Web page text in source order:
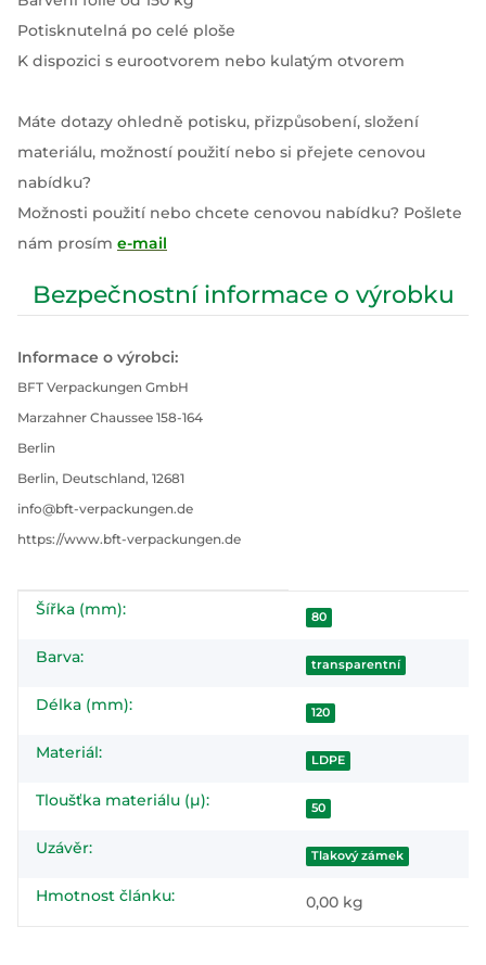
Potisknutelná po celé ploše
K dispozici s eurootvorem nebo kulatým otvorem
Máte dotazy ohledně potisku, přizpůsobení, složení
materiálu, možností použití nebo si přejete cenovou
nabídku?
Možnosti použití nebo chcete cenovou nabídku? Pošlete
nám prosím e-mail
Bezpečnostní informace o výrobku
Informace o výrobci:
BFT Verpackungen GmbH
Marzahner Chaussee 158-164
Berlin
Berlin, Deutschland, 12681
info@bft-verpackungen.de
https://www.bft-verpackungen.de
#productDetails.itemInformation#
#productDetails.itemValue#
Šířka (mm): 80
Barva: transparentní
Délka (mm): 120
Materiál: LDPE
Tloušťka materiálu (µ): 50
Uzávěr: Tlakový zámek
Hmotnost článku: 0,00 kg